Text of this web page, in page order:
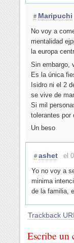
# Maripuchi
No voy a
mentalidad
la europa
Sin embargo,
Es la única
Isidro ni el 2
se vive de
Si mil
tolerantes por
Un beso
# ashet
el
Yo no voy a
minima
de la familia,
Trackback URI
Escribe un